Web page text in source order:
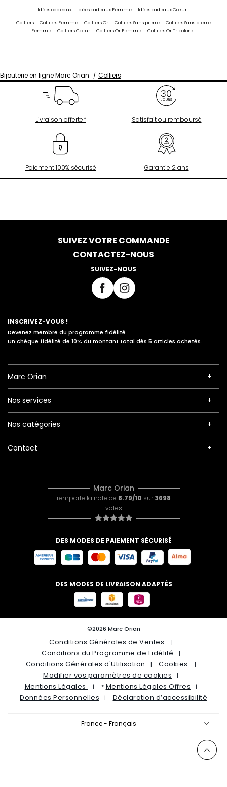
Idées cadeaux : Idées cadeaux Femme Idées cadeaux Cœur
Colliers : Colliers Femme Colliers Or Colliers Sans pierre
Colliers Sans pierre
Femme
Colliers Cœur Colliers Or Femme Colliers Or Tricolore
Bijouterie en ligne Marc Orian Colliers
Livraison offerte* Satisfait ou remboursé
Paiement 100% sécurisé Garantie 2 ans
SUIVEZ VOTRE COMMANDE
CONTACTEZ-NOUS
SUIVEZ-NOUS
INSCRIVEZ-VOUS !
Devenez membre du programme fidélité
Un chèque fidélité de 10% du montant total dès 5 articles achetés.
Marc Orian
Nos services
Nos catégories
Contact
Marc Orian
remporte la note de 8.79/10 sur 3698
votes
DES MODES DE PAIEMENT SÉCURISÉ
DES MODES DE LIVRAISON ADAPTÉS
©2026 Marc Orian
Conditions Générales de Ventes
Conditions du Programme de Fidélité
Conditions Générales d'Utilisation
Cookies
Modifier vos paramètres de cookies
Mentions Légales
* Mentions Légales Offres
Données Personnelles
Déclaration d’accessibilité
France - Français